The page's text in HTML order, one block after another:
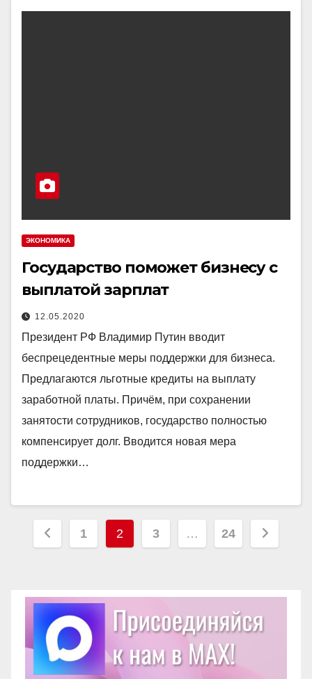
ЭКОНОМИКА
Государство поможет бизнесу с
выплатой зарплат
12.05.2020
Президент РФ Владимир Путин вводит
беспрецедентные меры поддержки для бизнеса.
Предлагаются льготные кредиты на выплату
заработной платы. Причём, при сохранении
занятости сотрудников, государство полностью
компенсирует долг. Вводится новая мера
поддержки…
Пагинация
1 2 3 … 24